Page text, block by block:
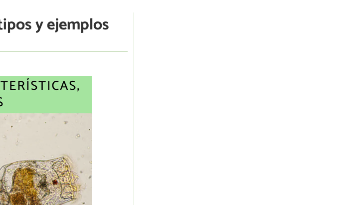
y ejemplos